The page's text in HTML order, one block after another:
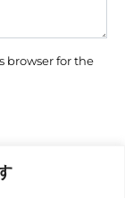
browser for the